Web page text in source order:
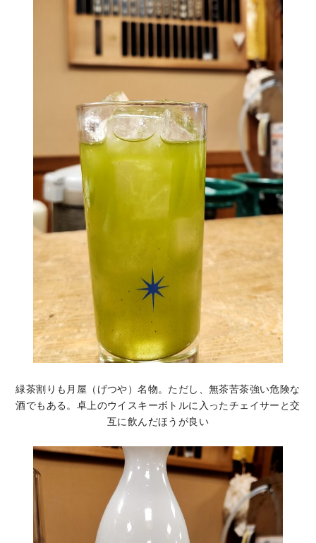
緑茶割りも月屋（げつや）名物。ただし、無茶苦茶強い危険な
酒でもある。卓上のウイスキーボトルに入ったチェイサーと交
互に飲んだほうが良い